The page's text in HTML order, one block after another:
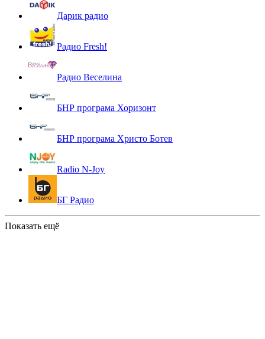
Дарик радио
Радио Fresh!
Радио Веселина
БНР програма Хоризонт
БНР програма Христо Ботев
Radio N-Joy
БГ Радио
Показать ещё